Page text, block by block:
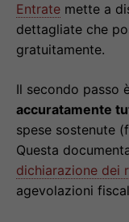
Entrate mette a
dettagliate che
gratuitamente.
Il secondo passo
accuratamente
spese sostenute
Questa
dichiarazione dei
agevolazioni